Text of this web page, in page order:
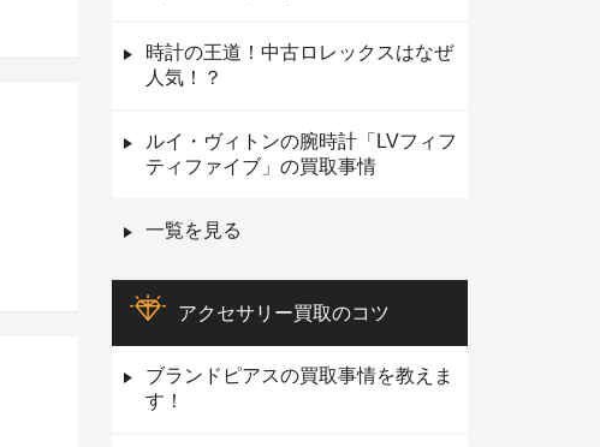
時計の王道！中古ロレックスはなぜ
人気！？
ルイ・ヴィトンの腕時計「LVフィフ
ティファイブ」の買取事情
一覧を見る
アクセサリー買取のコツ
ブランドピアスの買取事情を教えま
す！